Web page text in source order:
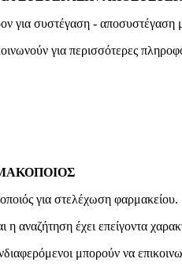
για συστέγαση - αποσυστέγαση
για περισσότερες
για στελέχωση φαρμακείου.
η αναζήτηση έχει επείγοντα
μπορούν να